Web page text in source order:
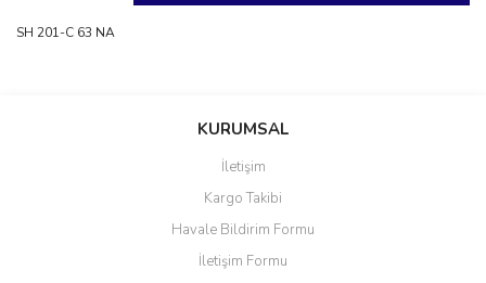
SH 201-C 63 NA
Bu ürüne ilk yorumu siz yapın!
Ürün resmi kalitesiz, bozuk veya görüntülenemiyor.
Ürün açıklamasında eksik bilgiler bulunuyor.
Ürün bilgilerinde hatalar bulunuyor.
KURUMSAL
İletişim
Kargo Takibi
Havale Bildirim Formu
İletişim Formu